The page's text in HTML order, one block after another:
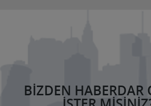
BIZDEN HABERDAR